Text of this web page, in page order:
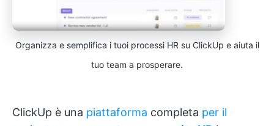
Organizza e semplifica i tuoi processi HR su ClickUp e aiuta il
tuo team a prosperare.
ClickUp è una piattaforma completa per il